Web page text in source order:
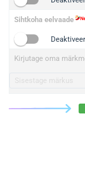
Sihtkoha eelvaade
Kirjutage oma